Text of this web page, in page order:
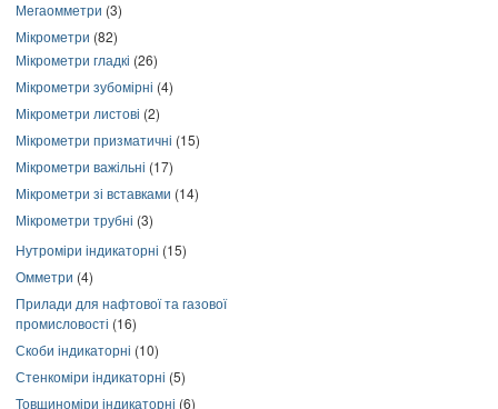
Мегаомметри (3)
Мікрометри (82)
Мікрометри гладкі (26)
Мікрометри зубомірні (4)
Мікрометри листові (2)
Мікрометри призматичні (15)
Мікрометри важільні (17)
Мікрометри зі вставками (14)
Мікрометри трубні (3)
Нутроміри індикаторні (15)
Омметри (4)
Прилади для нафтової та газової
промисловості (16)
Скоби індикаторні (10)
Стенкоміри індикаторні (5)
Товщиноміри індикаторні (6)